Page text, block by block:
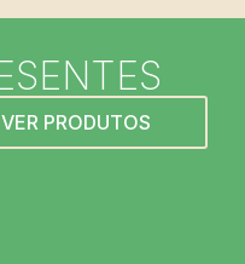
VER PRODUTOS